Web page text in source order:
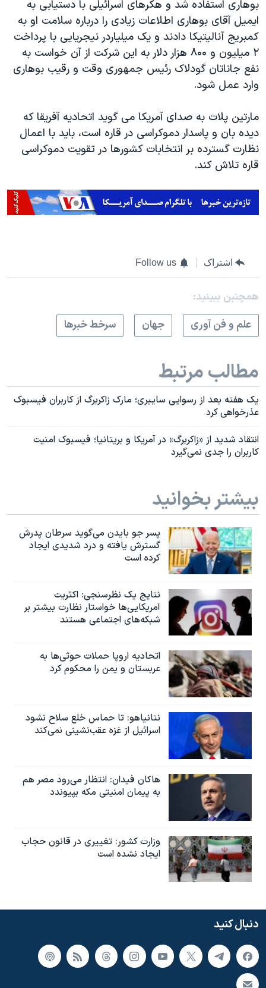
بوهاری استفاده شد و هکرهای اسرائیلی با دستیابی به
ایمیل آقای بوهاری اطلاعات زیادی را درباره سلامت او به
کمبریج آنالیتیکا دادند و یک میلیاردر نیجریایی با پرداخت
۲ میلیون و ۸۰۰ هزار دلار به این شرکت از آن خواست به
نفع جاناتان گودلاک رئیس جمهوری وقت و رقیب بوهاری
وارد عمل شود.
مارتین پلات به صدای آمریکا می گوید اتحادیه آفریقا که
دیده بان و پاسدار دموکراسی در قاره است، باید با اعمال
نظارت گسترده بر انتخابات کشورها در تقویت دموکراسی
قاره تلاش کند.
اشتراک Follow us
همچنبن ببینید:
علم و فن آوری
جهان سرخط خبرها
مطالب مرتبط
یک هفته بعد از رسوایی سایبری؛ مارک زاکربرگ از کاربران فیسبوک
عذرخواهی کرد
انتقاد شدید از «زاکربرگ» در آمریکا و بریتانیا؛ فیسبوک امنیت
کاربران را جدی نمی‌گیرد
بیشتر بخوانید
پسر جو بایدن می‌گوید سرطان پدرش
گسترش یافته و درد شدیدی ایجاد
کرده است
نتایج یک نظرسنجی: اکثریت
آمریکایی‌ها خواستار نظارت بیشتر بر
شبکه‌های اجتماعی هستند
اتحادیه اروپا حملات حوثی‌ها به
عربستان و یمن را محکوم کرد
نتانیاهو: تا حماس خلع سلاح نشود
اسرائیل از غزه عقب‌نشینی نمی‌کند
هاکان فیدان: انتظار می‌رود مصر هم
به پیمان امنیتی مکه بپیوندد
وزارت کشور: تغییری در قانون حجاب
ایجاد نشده است
دنبال کنید